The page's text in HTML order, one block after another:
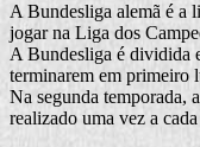
A Bundesliga alemã é a
jogar na Liga dos
A Bundesliga é dividida
terminarem em primeiro
Na segunda temporada,
realizado uma vez a